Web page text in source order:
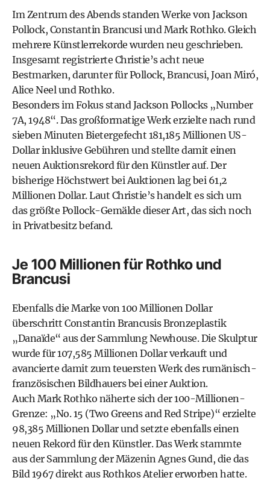
Im Zentrum des Abends standen Werke von Jackson
Pollock, Constantin Brancusi und Mark Rothko. Gleich
mehrere Künstlerrekorde wurden neu geschrieben.
Insgesamt registrierte Christie’s acht neue
Bestmarken, darunter für Pollock, Brancusi, Joan Miró,
Alice Neel und Rothko.
Besonders im Fokus stand Jackson Pollocks „Number
7A, 1948“. Das großformatige Werk erzielte nach rund
sieben Minuten Bietergefecht 181,185 Millionen US-
Dollar inklusive Gebühren und stellte damit einen
neuen Auktionsrekord für den Künstler auf. Der
bisherige Höchstwert bei Auktionen lag bei 61,2
Millionen Dollar. Laut Christie’s handelt es sich um
das größte Pollock-Gemälde dieser Art, das sich noch
in Privatbesitz befand.
Je 100 Millionen für Rothko und
Brancusi
Ebenfalls die Marke von 100 Millionen Dollar
überschritt Constantin Brancusis Bronzeplastik
„Danaïde“ aus der Sammlung Newhouse. Die Skulptur
wurde für 107,585 Millionen Dollar verkauft und
avancierte damit zum teuersten Werk des rumänisch-
französischen Bildhauers bei einer Auktion.
Auch Mark Rothko näherte sich der 100-Millionen-
Grenze: „No. 15 (Two Greens and Red Stripe)“ erzielte
98,385 Millionen Dollar und setzte ebenfalls einen
neuen Rekord für den Künstler. Das Werk stammte
aus der Sammlung der Mäzenin Agnes Gund, die das
Bild 1967 direkt aus Rothkos Atelier erworben hatte.